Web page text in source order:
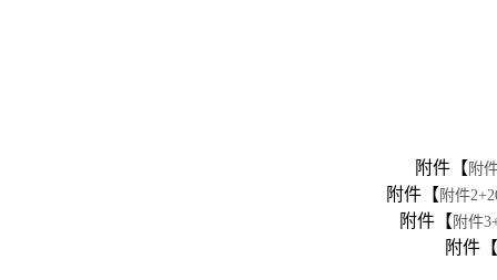
附件【 附
附件【 附件
附件【 附件
附件【